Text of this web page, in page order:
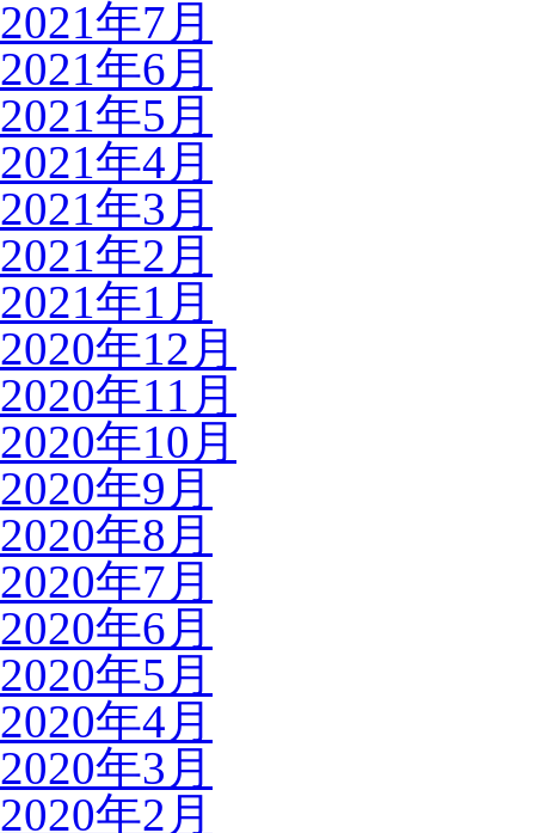
2021年7月
2021年6月
2021年5月
2021年4月
2021年3月
2021年2月
2021年1月
2020年12月
2020年11月
2020年10月
2020年9月
2020年8月
2020年7月
2020年6月
2020年5月
2020年4月
2020年3月
2020年2月